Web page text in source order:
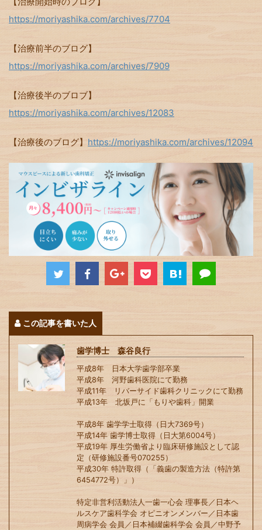
https://moriyashika.com/archives/7704
【治療前半のブログ】
https://moriyashika.com/archives/7909
【治療後半のブロブ】
https://moriyashika.com/archives/12083
【治療後のブログ】 https://moriyashika.com/archives/12094
この記事を書いた人
歯学博士 森谷良行
平成8年 日本大学歯学部卒業
平成8年 河野歯科医院にて勤務
平成11年 リバーサイド歯科クリニックにて勤務
平成13年 北坂戸に「もりや歯科」開業
平成8年 歯学学士取得（日大7369号）
平成14年 歯学博士取得（日大第6004号）
平成19年 厚生労働省より臨床研修施設として認
定（研修施設番号070255）
平成30年 特許取得（「義歯の製造方法（特許第
6454772号）」）
特定非営利活動法人一歯一心会 理事長／日本ヘ
ルスケア歯科学会 オピニオンメンバー／日本歯
周病学会 会員／日本補綴歯科学会 会員／中野予